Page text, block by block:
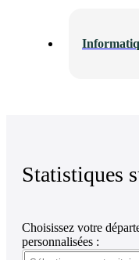
Statistiques
Choisissez votre
personnalisées :